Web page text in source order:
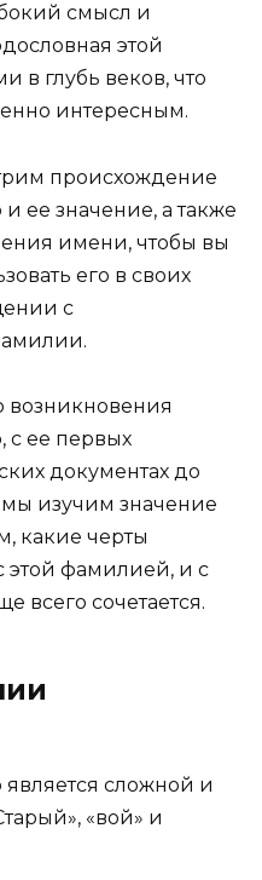
смысл и
этой
в глубь веков, что
интересным.
происхождение
ее значение, а также
имени, чтобы вы
его в своих
с
с ее первых
документах до
изучим значение
какие черты
этой фамилией, и с
всего сочетается.
сложной и
«вой» и